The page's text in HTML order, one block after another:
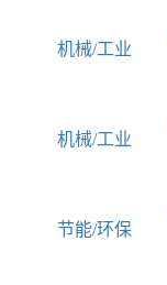
机械/工业
机械/工业
节能/环保